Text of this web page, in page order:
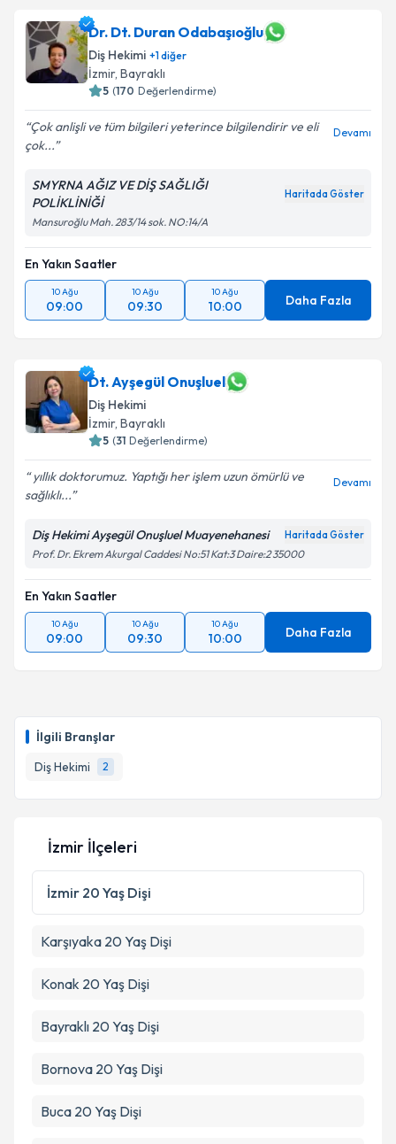
İlgili Branşlar
Diş Hekimi
2
Dr. Dt. Duran Odabaşıoğlu
Diş Hekimi +1diğer
İzmir, Bayraklı
5 (170 Değerlendirme)
Çok anlişli ve tüm bilgileri yeterince bilgilendirir ve eli
çok...
Devamı
SMYRNA AĞIZ VE DİŞ SAĞLIĞI
POLİKLİNİĞİ
Haritada Göster
Mansuroğlu Mah. 283/14 sok. NO:14/A
En Yakın Saatler
10 Ağu
09:00
10 Ağu
09:30
10 Ağu
10:00 Daha Fazla
Dt. Ayşegül Onuşluel
Diş Hekimi
İzmir, Bayraklı
5 (31 Değerlendirme)
yıllık doktorumuz. Yaptığı her işlem uzun ömürlü ve
sağlıklı...
Devamı
Diş Hekimi Ayşegül Onuşluel Muayenehanesi Haritada Göster
Prof. Dr. Ekrem Akurgal Caddesi No:51 Kat:3 Daire:2 35000
En Yakın Saatler
10 Ağu
09:00
10 Ağu
09:30
10 Ağu
10:00 Daha Fazla
İzmir İlçeleri
İzmir 20 Yaş Dişi
Karşıyaka 20 Yaş Dişi
Konak 20 Yaş Dişi
Bayraklı 20 Yaş Dişi
Bornova 20 Yaş Dişi
Buca 20 Yaş Dişi